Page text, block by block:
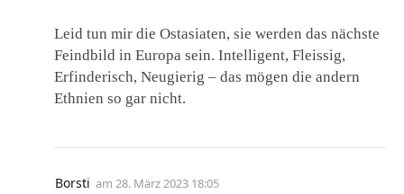
Leid tun mir die Ostasiaten, sie werden das nächste
Feindbild in Europa sein. Intelligent, Fleissig,
Erfinderisch, Neugierig – das mögen die andern
Ethnien so gar nicht.
Borsti am 28. März 2023 18:05